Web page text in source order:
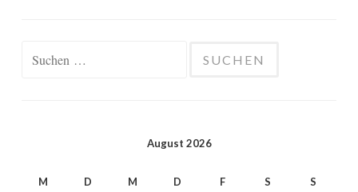
August 2026
M D M D F S S